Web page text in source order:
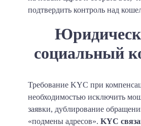
подтвердить контроль над
социальный
Требование KYC при
необходимостью исключить
заявки, дублирование
«подмены адресов». KYC